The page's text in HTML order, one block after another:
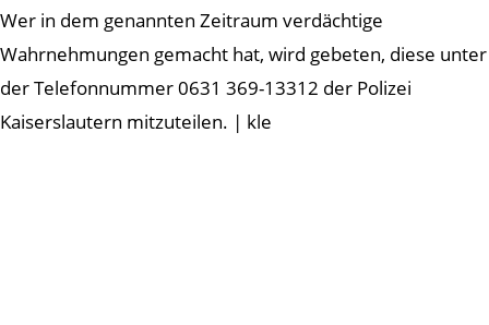
Wer in dem genannten Zeitraum verdächtige
Wahrnehmungen gemacht hat, wird gebeten, diese unter
der Telefonnummer 0631 369-13312 der Polizei
Kaiserslautern mitzuteilen. | kle